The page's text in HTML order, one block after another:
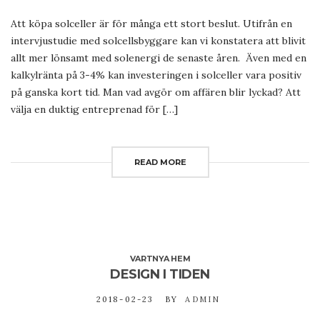
Att köpa solceller är för många ett stort beslut. Utifrån en
intervjustudie med solcellsbyggare kan vi konstatera att blivit
allt mer lönsamt med solenergi de senaste åren. Även med en
kalkylränta på 3-4% kan investeringen i solceller vara positiv
på ganska kort tid. Man vad avgör om affären blir lyckad? Att
välja en duktig entreprenad för […]
READ MORE
VARTNYA HEM
DESIGN I TIDEN
2018-02-23 BY ADMIN